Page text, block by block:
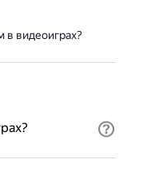
видеоиграх?